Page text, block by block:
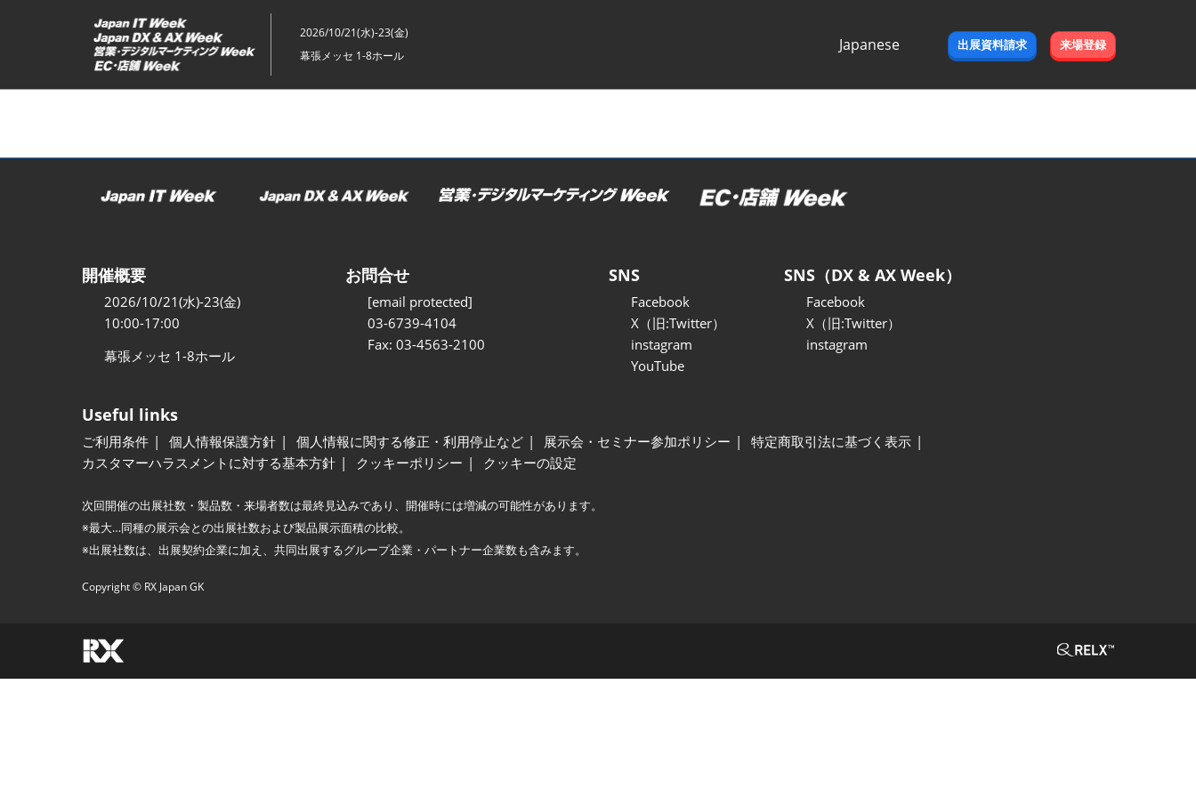
ッ
2026/10/21(水)-23(金)
幕張メッセ 1-8ホール
Japanese
出展資料請求 来場登録
開催概要
2026/10/21(水)-23(金)
10:00-17:00
幕張メッセ 1-8ホール
お問合せ
[email protected]
03-6739-4104
Fax: 03-4563-2100
SNS
Facebook
X（旧:Twitter）
instagram
YouTube
SNS（DX & AX Week）
Facebook
X（旧:Twitter）
instagram
Useful links
ご利用条件 個人情報保護方針 個人情報に関する修正・利用停止など 展示会・セミナー参加ポリシー
特定商取引法に基づく表示
カスタマーハラスメントに対する基本方針
クッキーポリシー クッキーの設定
次回開催の出展社数・製品数・来場者数は最終見込みであり、開催時には増減の可能性があります。
※最大…同種の展示会との出展社数および製品展示面積の比較。
※出展社数は、出展契約企業に加え、共同出展するグループ企業・パートナー企業数も含みます。
Copyright © RX Japan GK